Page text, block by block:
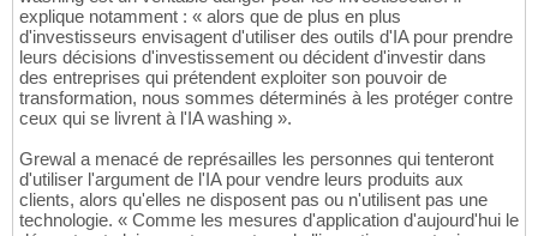
explique notamment : « alors que de plus en plus
d'investisseurs envisagent d'utiliser des outils d'IA pour prendre
leurs décisions d'investissement ou décident d'investir dans
des entreprises qui prétendent exploiter son pouvoir de
transformation, nous sommes déterminés à les protéger contre
ceux qui se livrent à l'IA washing ».
Grewal a menacé de représailles les personnes qui tenteront
d'utiliser l'argument de l'IA pour vendre leurs produits aux
clients, alors qu'elles ne disposent pas ou n'utilisent pas une
technologie. « Comme les mesures d'application d'aujourd'hui le